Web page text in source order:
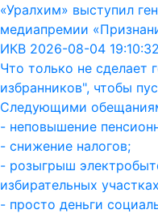
«Уралхим» выступил
медиапремии
ИКВ 2026-08-04 19:10:32
Что только не сделает
избранников", чтобы
Следующими
- неповышение
- снижение налогов;
- розыгрыш
избирательных
- просто деньги